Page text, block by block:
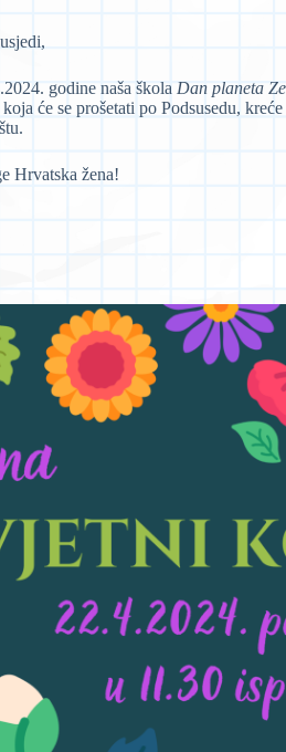
godine naša školaDan planeta
će se prošetati po Podsusedu,
Hrvatska žena!